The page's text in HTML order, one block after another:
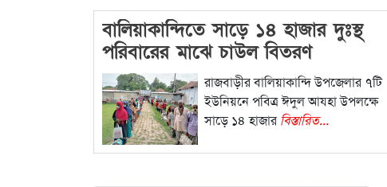
বালিয়াকান্দিতে সাড়ে ১৪ হাজার দুঃস্থ
পরিবারের মাঝে চাউল বিতরণ
রাজবাড়ীর বালিয়াকান্দি উপজেলার ৭টি
ইউনিয়নে পবিত্র ঈদুল আযহা উপলক্ষে
সাড়ে ১৪ হাজার বিস্তারিত...